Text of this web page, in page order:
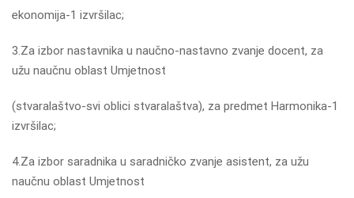
ekonomija-1 izvršilac;
3.Za izbor nastavnika u naučno-nastavno zvanje docent, za
užu naučnu oblast Umjetnost
(stvaralaštvo-svi oblici stvaralaštva), za predmet Harmonika-1
izvršilac;
4.Za izbor saradnika u saradničko zvanje asistent, za užu
naučnu oblast Umjetnost